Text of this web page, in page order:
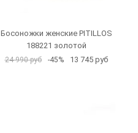
Босоножки женские PITILLOS
188221 золотой
24 990 руб -45% 13 745 руб